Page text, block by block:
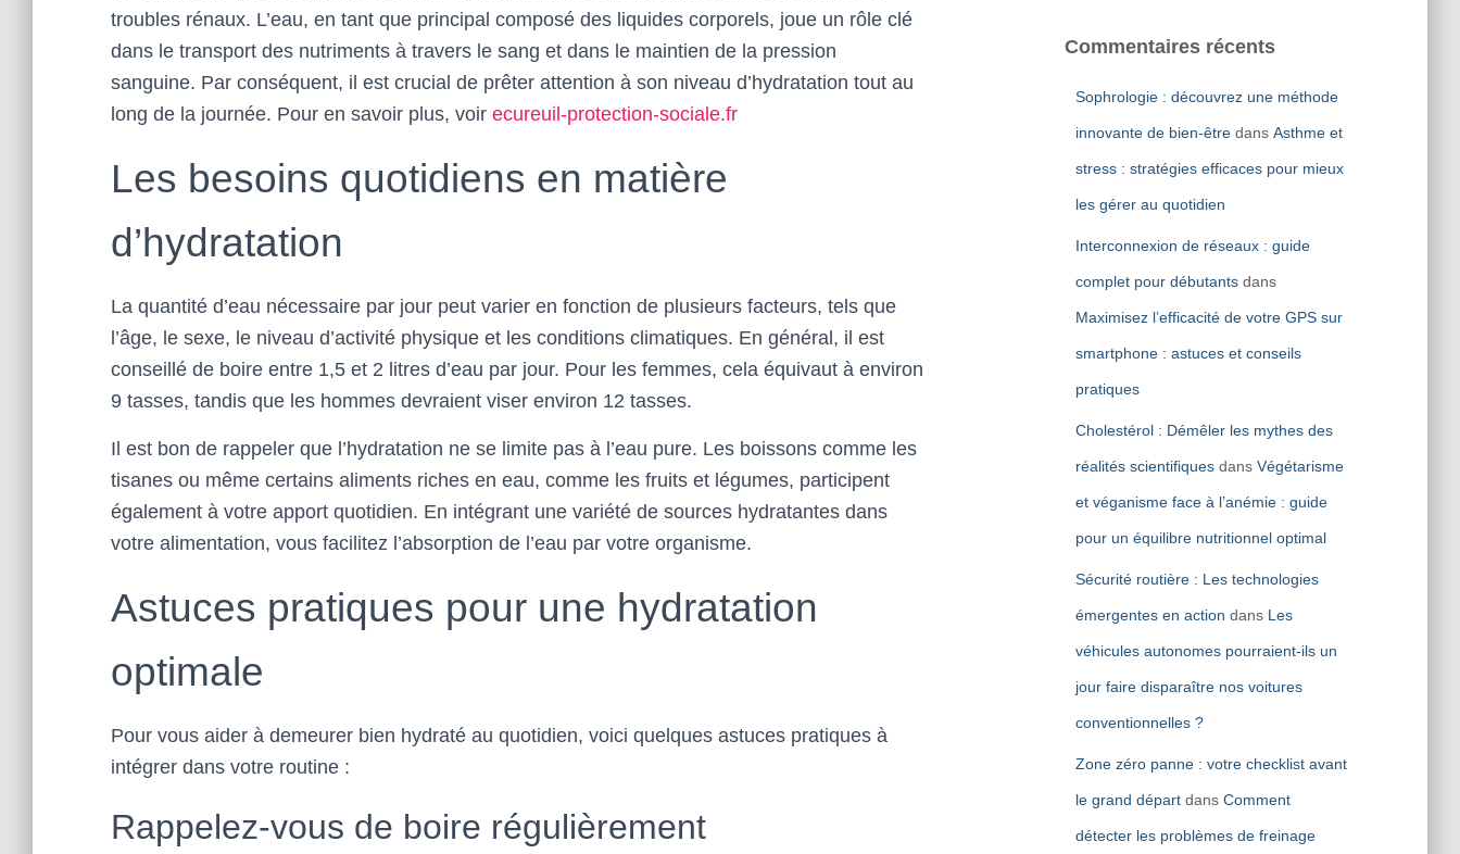
troubles rénaux. L’eau, en tant que principal composé des liquides corporels, joue un rôle clé
dans le transport des nutriments à travers le sang et dans le maintien de la pression
sanguine. Par conséquent, il est crucial de prêter attention à son niveau d’hydratation tout au
long de la journée. Pour en savoir plus, voir ecureuil-protection-sociale.fr
Les besoins quotidiens en matière
d’hydratation
La quantité d’eau nécessaire par jour peut varier en fonction de plusieurs facteurs, tels que
l’âge, le sexe, le niveau d’activité physique et les conditions climatiques. En général, il est
conseillé de boire entre 1,5 et 2 litres d’eau par jour. Pour les femmes, cela équivaut à environ
9 tasses, tandis que les hommes devraient viser environ 12 tasses.
Il est bon de rappeler que l’hydratation ne se limite pas à l’eau pure. Les boissons comme les
tisanes ou même certains aliments riches en eau, comme les fruits et légumes, participent
également à votre apport quotidien. En intégrant une variété de sources hydratantes dans
votre alimentation, vous facilitez l’absorption de l’eau par votre organisme.
Astuces pratiques pour une hydratation
optimale
Pour vous aider à demeurer bien hydraté au quotidien, voici quelques astuces pratiques à
intégrer dans votre routine :
Rappelez-vous de boire régulièrement
Commentaires récents
Sophrologie : découvrez une méthode
innovante de bien-êtredans Asthme et
stress : stratégies efficaces pour mieux
les gérer au quotidien
Interconnexion de réseaux : guide
complet pour débutantsdans
Maximisez l’efficacité de votre GPS sur
smartphone : astuces et conseils
pratiques
Cholestérol : Démêler les mythes des
réalités scientifiquesdans Végétarisme
et véganisme face à l’anémie : guide
pour un équilibre nutritionnel optimal
Sécurité routière : Les technologies
émergentes en action dans Les
véhicules autonomes pourraient-ils un
jour faire disparaître nos voitures
conventionnelles ?
Zone zéro panne : votre checklist avant
le grand départdans Comment
détecter les problèmes de freinage